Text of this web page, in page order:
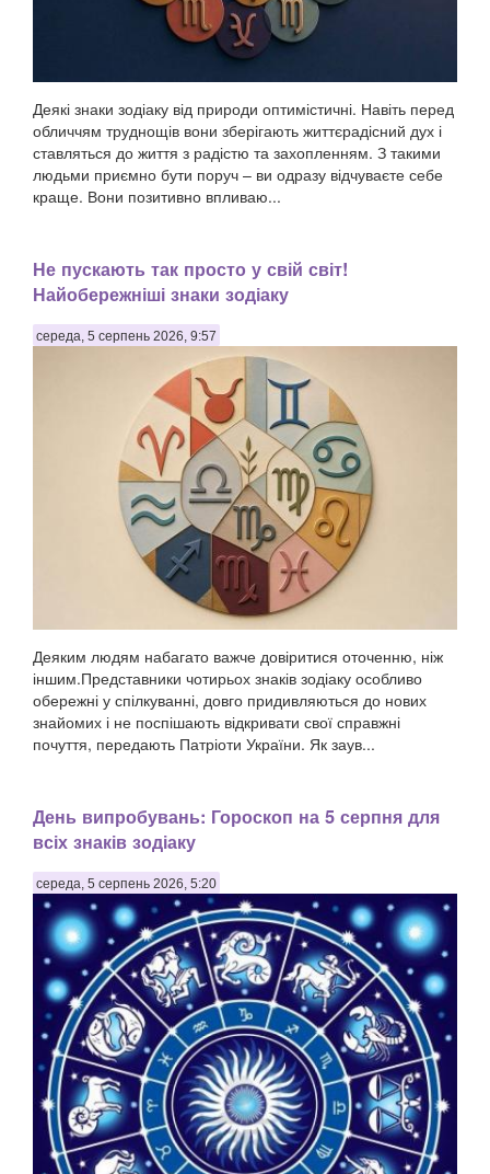
Деякі знаки зодіаку від природи оптимістичні. Навіть перед
обличчям труднощів вони зберігають життєрадісний дух і
ставляться до життя з радістю та захопленням. З такими
людьми приємно бути поруч – ви одразу відчуваєте себе
краще. Вони позитивно впливаю...
Не пускають так просто у свій світ!
Найобережніші знаки зодіаку
середа, 5 серпень 2026, 9:57
Деяким людям набагато важче довіритися оточенню, ніж
іншим.Представники чотирьох знаків зодіаку особливо
обережні у спілкуванні, довго придивляються до нових
знайомих і не поспішають відкривати свої справжні
почуття, передають Патріоти України. Як заув...
День випробувань: Гороскоп на 5 серпня для
всіх знаків зодіаку
середа, 5 серпень 2026, 5:20